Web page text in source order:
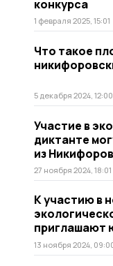
конкурса
1 февраля 2025, 15:01
Что такое
5 декабря 2024, 12:00
Участие в
диктанте
из
27 ноября 2024, 18:01
К участию в
приглашают
13 ноября 2024,